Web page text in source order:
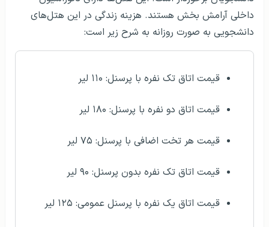
داخلی آرامش بخش هستند. هزینه زندگی در این هتل‌های
دانشجویی به صورت روزانه به شرح زیر است:
قیمت اتاق تک نفره با پرسنل: ۱۱۰ لیر
قیمت اتاق دو نفره با پرسنل: ۱۸۰ لیر
قیمت هر تخت اضافی با پرسنل: ۷۵ لیر
قیمت اتاق تک نفره بدون پرسنل: ۹۰ لیر
قیمت اتاق یک نفره با پرسنل عمومی: ۱۲۵ لیر